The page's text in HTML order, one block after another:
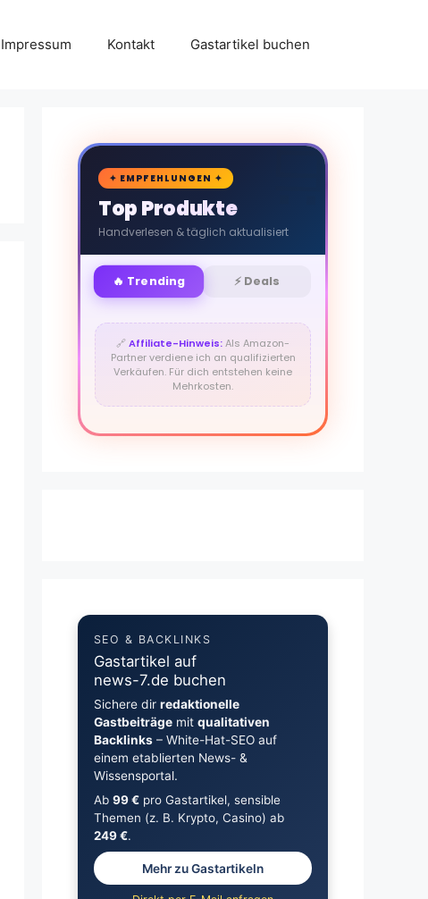
Impressum Kontakt Gastartikel buchen
🛒
✦ EMPFEHLUNGEN ✦
Top Produkte
Handverlesen & täglich aktualisiert
🔥 Trending ⚡ Deals
🔗Affiliate-Hinweis:Als Amazon-
Partner verdiene ich an qualifizierten
Verkäufen. Für dich entstehen keine
Mehrkosten.
SEO & BACKLINKS
Gastartikel auf
news-7.de buchen
Sichere dir redaktionelle
Gastbeiträgemit qualitativen
Backlinks– White-Hat-SEO auf
einem etablierten News- &
Wissensportal.
Ab 99 €pro Gastartikel, sensible
Themen (z. B. Krypto, Casino) ab
249 €.
Mehr zu Gastartikeln